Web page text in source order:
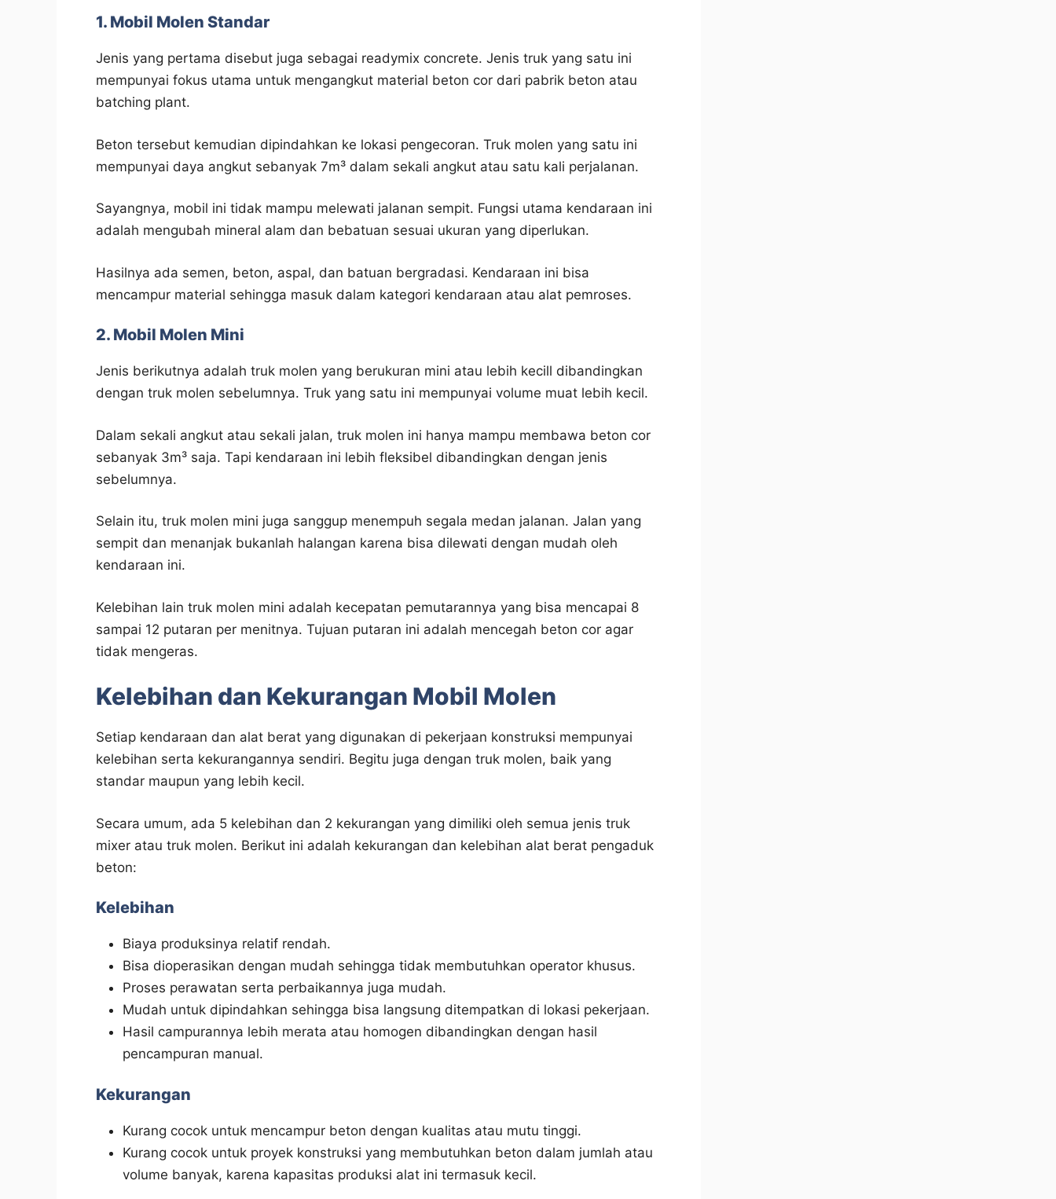
1. Mobil Molen Standar
Jenis yang pertama disebut juga sebagai readymix concrete. Jenis truk yang satu ini
mempunyai fokus utama untuk mengangkut material beton cor dari pabrik beton atau
batching plant.
Beton tersebut kemudian dipindahkan ke lokasi pengecoran. Truk molen yang satu ini
mempunyai daya angkut sebanyak 7m³ dalam sekali angkut atau satu kali perjalanan.
Sayangnya, mobil ini tidak mampu melewati jalanan sempit. Fungsi utama kendaraan ini
adalah mengubah mineral alam dan bebatuan sesuai ukuran yang diperlukan.
Hasilnya ada semen, beton, aspal, dan batuan bergradasi. Kendaraan ini bisa
mencampur material sehingga masuk dalam kategori kendaraan atau alat pemroses.
2. Mobil Molen Mini
Jenis berikutnya adalah truk molen yang berukuran mini atau lebih kecill dibandingkan
dengan truk molen sebelumnya. Truk yang satu ini mempunyai volume muat lebih kecil.
Dalam sekali angkut atau sekali jalan, truk molen ini hanya mampu membawa beton cor
sebanyak 3m³ saja. Tapi kendaraan ini lebih fleksibel dibandingkan dengan jenis
sebelumnya.
Selain itu, truk molen mini juga sanggup menempuh segala medan jalanan. Jalan yang
sempit dan menanjak bukanlah halangan karena bisa dilewati dengan mudah oleh
kendaraan ini.
Kelebihan lain truk molen mini adalah kecepatan pemutarannya yang bisa mencapai 8
sampai 12 putaran per menitnya. Tujuan putaran ini adalah mencegah beton cor agar
tidak mengeras.
Kelebihan dan Kekurangan Mobil Molen
Setiap kendaraan dan alat berat yang digunakan di pekerjaan konstruksi mempunyai
kelebihan serta kekurangannya sendiri. Begitu juga dengan truk molen, baik yang
standar maupun yang lebih kecil.
Secara umum, ada 5 kelebihan dan 2 kekurangan yang dimiliki oleh semua jenis truk
mixer atau truk molen. Berikut ini adalah kekurangan dan kelebihan alat berat pengaduk
beton:
Kelebihan
Biaya produksinya relatif rendah.
Bisa dioperasikan dengan mudah sehingga tidak membutuhkan operator khusus.
Proses perawatan serta perbaikannya juga mudah.
Mudah untuk dipindahkan sehingga bisa langsung ditempatkan di lokasi pekerjaan.
Hasil campurannya lebih merata atau homogen dibandingkan dengan hasil
pencampuran manual.
Kekurangan
Kurang cocok untuk mencampur beton dengan kualitas atau mutu tinggi.
Kurang cocok untuk proyek konstruksi yang membutuhkan beton dalam jumlah atau
volume banyak, karena kapasitas produksi alat ini termasuk kecil.